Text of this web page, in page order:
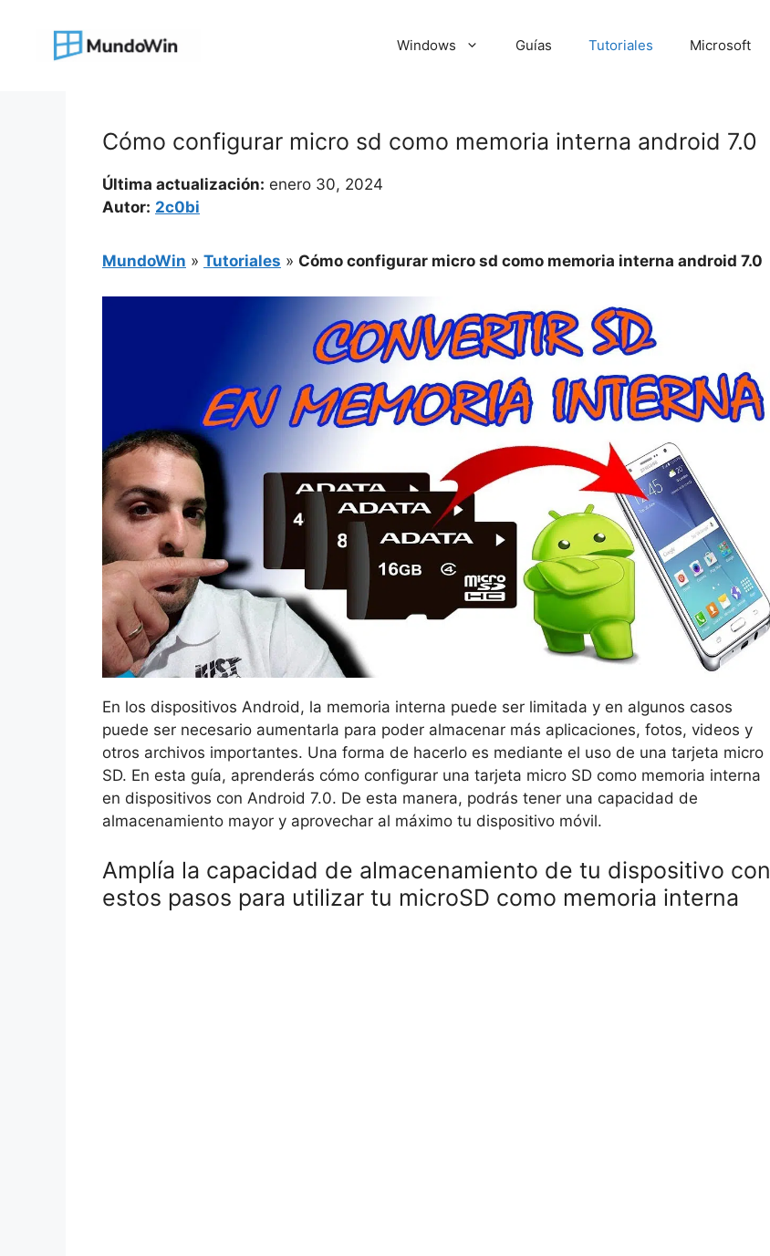
contenido
Windows Guías Tutoriales Microsoft
Cómo configurar micro sd como memoria interna android 7.0
Última actualización: enero 30, 2024
Autor: 2c0bi
MundoWin » Tutoriales » Cómo configurar micro sd como memoria interna android 7.0
En los dispositivos Android, la memoria interna puede ser limitada y en algunos casos
puede ser necesario aumentarla para poder almacenar más aplicaciones, fotos, videos y
otros archivos importantes. Una forma de hacerlo es mediante el uso de una tarjeta micro
SD. En esta guía, aprenderás cómo configurar una tarjeta micro SD como memoria interna
en dispositivos con Android 7.0. De esta manera, podrás tener una capacidad de
almacenamiento mayor y aprovechar al máximo tu dispositivo móvil.
Amplía la capacidad de almacenamiento de tu dispositivo con
estos pasos para utilizar tu microSD como memoria interna